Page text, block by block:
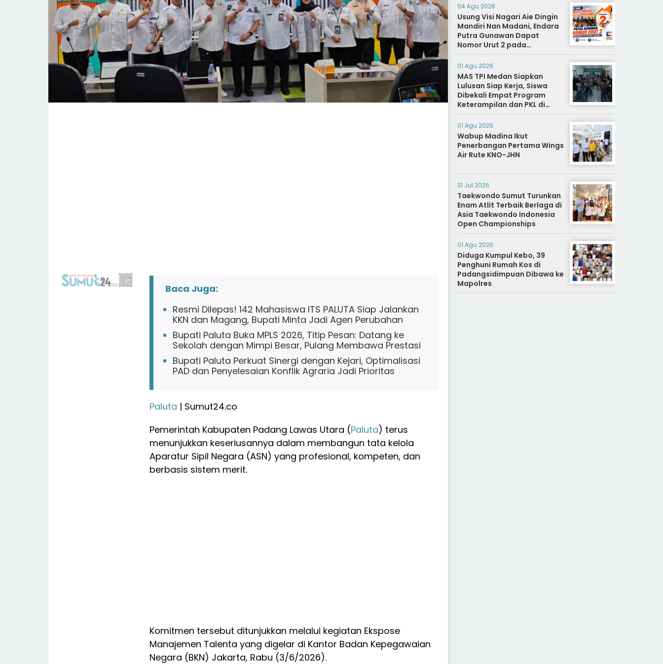
Baca Juga:
Resmi Dilepas! 142 Mahasiswa ITS PALUTA Siap Jalankan
KKN dan Magang, Bupati Minta Jadi Agen Perubahan
Bupati Paluta Buka MPLS 2026, Titip Pesan: Datang ke
Sekolah dengan Mimpi Besar, Pulang Membawa Prestasi
Bupati Paluta Perkuat Sinergi dengan Kejari, Optimalisasi
PAD dan Penyelesaian Konflik Agraria Jadi Prioritas
Paluta | Sumut24.co
Pemerintah Kabupaten Padang Lawas Utara (Paluta) terus
menunjukkan keseriusannya dalam membangun tata kelola
Aparatur Sipil Negara (ASN) yang profesional, kompeten, dan
berbasis sistem merit.
Komitmen tersebut ditunjukkan melalui kegiatan Ekspose
Manajemen Talenta yang digelar di Kantor Badan Kepegawaian
Negara (BKN) Jakarta, Rabu (3/6/2026).
04 Agu 2026
Usung Visi Nagari Aie Dingin
Mandiri Nan Madani, Endara
Putra Gunawan Dapat
Nomor Urut 2 pada
Penetapan Calon Wali
Nagari.
01 Agu 2026
MAS TPI Medan Siapkan
Lulusan Siap Kerja, Siswa
Dibekali Empat Program
Keterampilan dan PKL di
Dunia Industri
01 Agu 2026
Wabup Madina Ikut
Penerbangan Pertama Wings
Air Rute KNO-JHN
31 Jul 2026
Taekwondo Sumut Turunkan
Enam Atlit Terbaik Berlaga di
Asia Taekwondo Indonesia
Open Championships
01 Agu 2026
Diduga Kumpul Kebo, 39
Penghuni Rumah Kos di
Padangsidimpuan Dibawa ke
Mapolres